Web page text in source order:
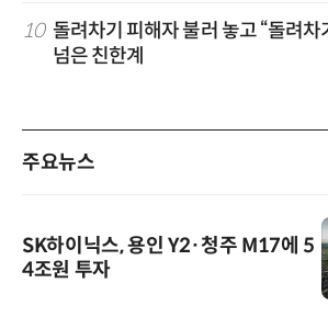
10 돌려차기 피해자 불러 놓고 “돌려
넘은 친한계
주요뉴스
SK하이닉스, 용인 Y2·청주 M17에 5
4조원 투자